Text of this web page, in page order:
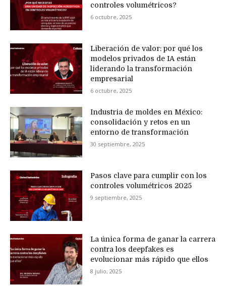
controles volumétricos?
6 octubre, 2025
Liberación de valor: por qué los
modelos privados de IA están
liderando la transformación
empresarial
6 octubre, 2025
Industria de moldes en México:
consolidación y retos en un
entorno de transformación
30 septiembre, 2025
Pasos clave para cumplir con los
controles volumétricos 2025
9 septiembre, 2025
La única forma de ganar la carrera
contra los deepfakes es
evolucionar más rápido que ellos
8 julio, 2025